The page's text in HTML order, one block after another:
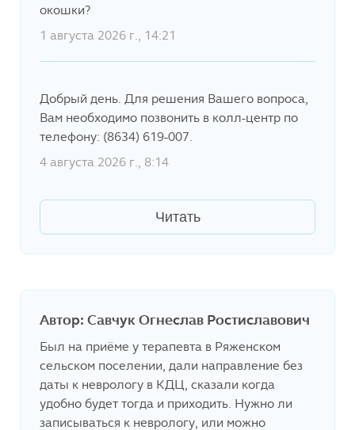
окошки?
1 августа 2026 г., 14:21
Добрый день. Для решения Вашего вопроса,
Вам необходимо позвонить в колл-центр по
телефону: (8634) 619-007.
4 августа 2026 г., 8:14
Читать
Автор: Савчук Огнеслав Ростиславович
Был на приёме у терапевта в Ряженском
сельском поселении, дали направление без
даты к неврологу в КДЦ, сказали когда
удобно будет тогда и приходить. Нужно ли
записываться к неврологу, или можно